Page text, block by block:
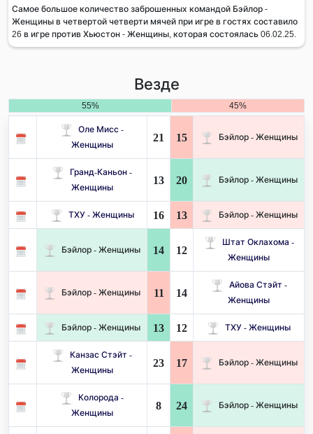
Самое большое количество заброшенных командой Бэйлор -
Женщины в четвертой четверти мячей при игре в гостях составило
26 в игре против Хьюстон - Женщины, которая состоялась 06.02.25.
Везде
55% 45%
Оле Мисс -
Женщины
21 15 Бэйлор - Женщины
Гранд-Каньон -
Женщины
13 20 Бэйлор - Женщины
ТХУ - Женщины 16 13 Бэйлор - Женщины
Бэйлор - Женщины 14 12
Штат Оклахома -
Женщины
Бэйлор - Женщины 11 14
Айова Стэйт -
Женщины
Бэйлор - Женщины 13 12 ТХУ - Женщины
Канзас Стэйт -
Женщины
23 17 Бэйлор - Женщины
Колорода -
Женщины
8 24 Бэйлор - Женщины